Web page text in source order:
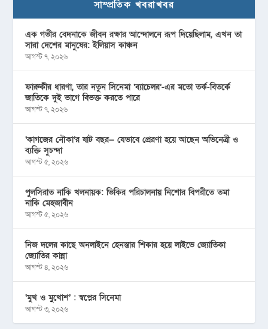
সাম্প্রতিক খবরাখবর
এক গভীর বেদনাকে জীবন রক্ষার আন্দোলনে রূপ দিয়েছিলাম, এখন তা
সারা দেশের মানুষের: ইলিয়াস কাঞ্চন
আগস্ট ৭, ২০২৬
ফারুকীর ধারণা, তার নতুন সিনেমা ‘ব্যাচেলর’-এর মতো তর্ক-বিতর্কে
জাতিকে দুই ভাগে বিভক্ত করতে পারে
আগস্ট ৭, ২০২৬
‘কাগজের নৌকা’র ষাট বছর— যেভাবে প্রেরণা হয়ে আছেন অভিনেত্রী ও
ব্যক্তি সুচন্দা
আগস্ট ৫, ২০২৬
পুলসিরাত নাকি খলনায়ক: ভিকির পরিচালনায় নিশোর বিপরীতে তমা
নাকি মেহজাবীন
আগস্ট ৫, ২০২৬
নিজ দলের কাছে অনলাইনে হেনস্তার শিকার হয়ে লাইভে জ্যোতিকা
জ্যোতির কান্না
আগস্ট ৪, ২০২৬
‘মুখ ও মু্খোশ’ : স্বপ্নের সিনেমা
আগস্ট ৩, ২০২৬